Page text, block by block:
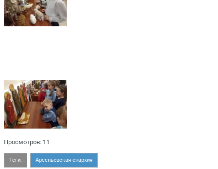
Просмотров: 11
Теги: Арсеньевская епархия